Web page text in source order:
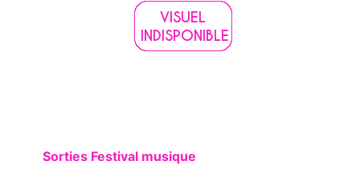
Sorties Festival musique